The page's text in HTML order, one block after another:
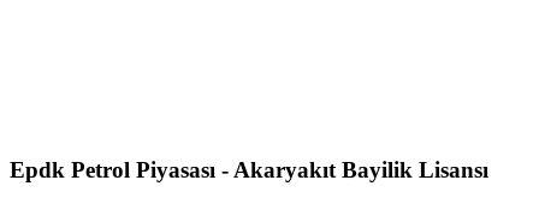
Epdk Petrol Piyasası - Akaryakıt Bayilik Lisansı